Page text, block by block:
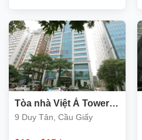
m2
Tòa nhà Việt Á Tower,
Số 9 Duy Tân, Cầu Giấy
9 Duy Tân, Cầu Giấy